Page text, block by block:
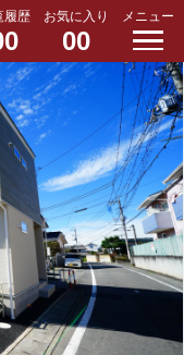
履歴 お気に入り
00
メニュー